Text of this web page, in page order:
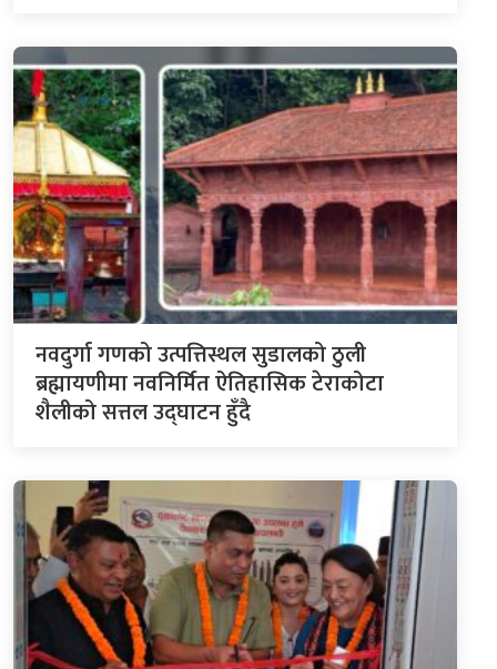
नवदुर्गा गणको उत्पत्तिस्थल सुडालको ठुली
ब्रह्मायणीमा नवनिर्मित ऐतिहासिक टेराकोटा
शैलीको सत्तल उद्घाटन हुँदै